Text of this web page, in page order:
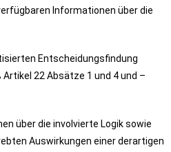
Informationen über die
Entscheidungsfindung
22 Absätze 1 und 4 und –
über die involvierte Logik sowie
Auswirkungen einer derartigen